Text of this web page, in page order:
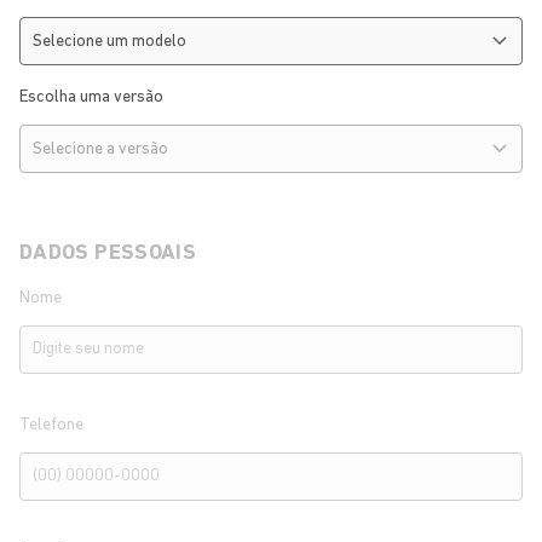
Escolha uma versão
DADOS PESSOAIS
Nome
Telefone